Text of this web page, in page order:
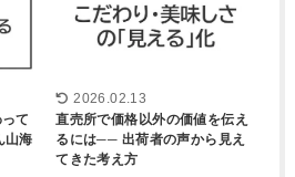
て
山海
2026.02.13
直売所で価格以外の価値を伝え
るには── 出荷者の声から見え
てきた考え方